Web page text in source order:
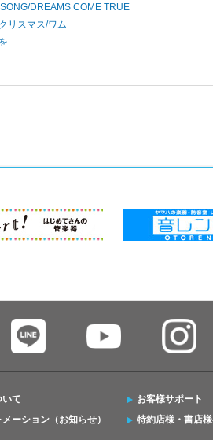
DREAMS COME TRUE
リスマス/ワム
いて
ーション（お知らせ）
お客様サポート
特約店様・書店